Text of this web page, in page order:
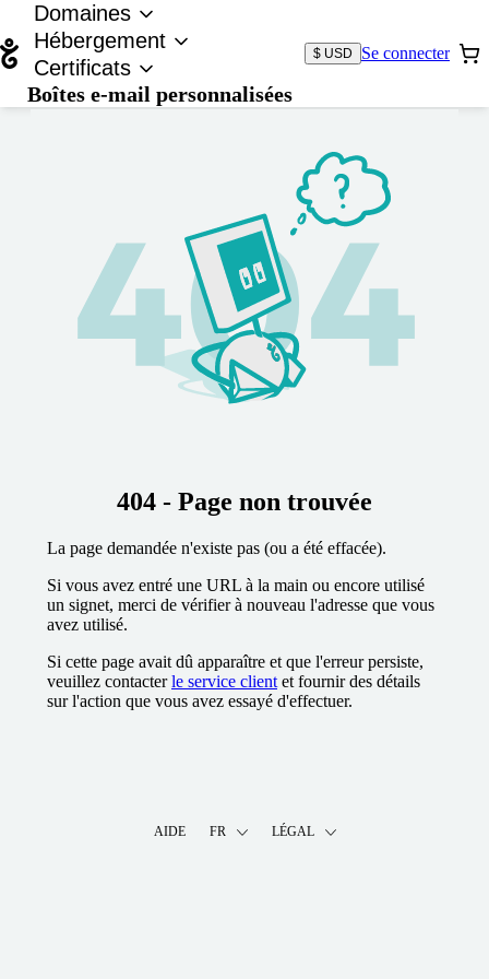
Domaines
Hébergement
Certificats
Boîtes e-mail personnalisées
$ USD Se connecter
404 - Page non trouvée
La page demandée n'existe pas (ou a été effacée).
Si vous avez entré une URL à la main ou encore utilisé
un signet, merci de vérifier à nouveau l'adresse que vous
avez utilisé.
Si cette page avait dû apparaître et que l'erreur persiste,
veuillez contacterle service client et fournir des détails
sur l'action que vous avez essayé d'effectuer.
AIDE FR LÉGAL